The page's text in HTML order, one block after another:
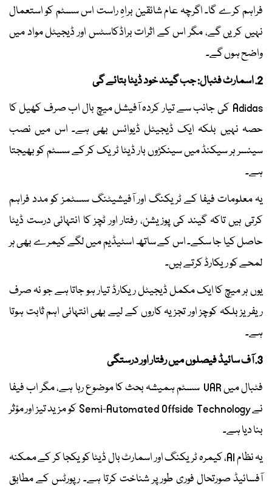
فراہم کرے گا۔ اگرچہ عام شائقین براہِ راست اس سسٹم کو استعمال
نہیں کریں گے، مگر اس کے اثرات براڈکاسٹس اور ڈیجیٹل مواد میں
واضح ہوں گے۔
2. اسمارٹ فٹبال: جب گیند خود ڈیٹا بتائے گی
Adidas کی جانب سے تیار کردہ آفیشل میچ بال اب صرف کھیل کا
حصہ نہیں بلکہ ایک ڈیجیٹل ڈیوائس بھی ہے۔ اس میں نصب
سینسر ہر سیکنڈ میں سینکڑوں بار ڈیٹا ٹریک کر کے سسٹم کو بھیجتا
ہے۔
یہ معلومات فیفا کے ٹریکنگ اور آفیشیٹنگ سسٹمز کو مدد فراہم
کرتی ہیں تاکہ گیند کی پوزیشن، رفتار اور ٹچز کا انتہائی درست ڈیٹا
حاصل کیا جا سکے۔ اس کے ساتھ اسٹیڈیم میں لگے کیمرے بھی ہر
لمحے کو ریکارڈ کرتے ہیں۔
یوں ہر میچ کا ایک مکمل ڈیجیٹل ریکارڈ تیار ہو جاتا ہے جو نہ صرف
ریفریز بلکہ کوچز اور تجزیہ کاروں کے لیے بھی انتہائی اہم ثابت ہوتا
ہے۔
3. آف سائیڈ فیصلوں میں رفتار اور درستگی
فٹبال میں VAR سسٹم ہمیشہ بحث کا موضوع رہا ہے، مگر اب فیفا
نے Semi-Automated Offside Technology کو مزید تیز اور مؤثر
بنا دیا ہے۔
یہ نظام AI، کیمرہ ٹریکنگ اور اسمارٹ بال ڈیٹا کو یکجا کر کے ممکنہ
آفسائیڈ صورتحال فوری طور پر شناخت کرتا ہے۔ رپورٹس کے مطابق